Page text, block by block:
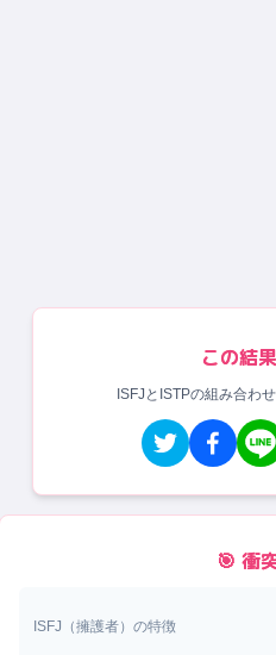
この結
ISFJとISTPの組み合わ
🎯 衝
ISFJ （擁護者）の特徴